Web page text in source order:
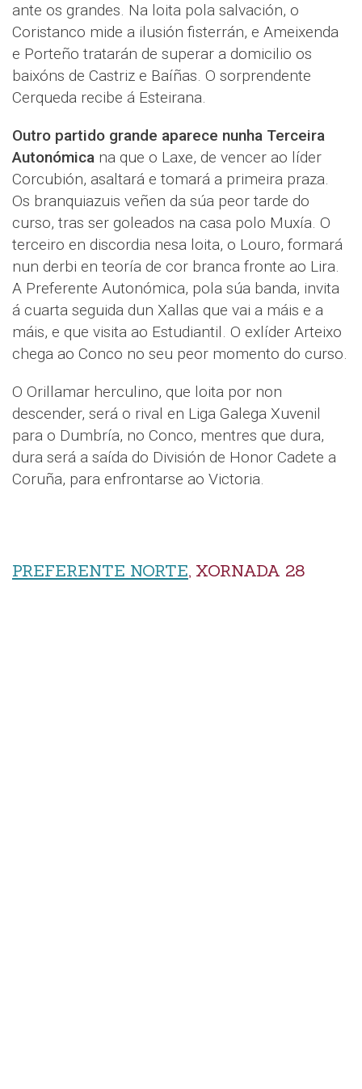
ante os grandes. Na loita pola salvación, o
Coristanco mide a ilusión fisterrán, e Ameixenda
e Porteño tratarán de superar a domicilio os
baixóns de Castriz e Baíñas. O sorprendente
Cerqueda recibe á Esteirana.
Outro partido grande aparece nunha Terceira
Autonómica na que o Laxe, de vencer ao líder
Corcubión, asaltará e tomará a primeira praza.
Os branquiazuis veñen da súa peor tarde do
curso, tras ser goleados na casa polo Muxía. O
terceiro en discordia nesa loita, o Louro, formará
nun derbi en teoría de cor branca fronte ao Lira.
A Preferente Autonómica, pola súa banda, invita
á cuarta seguida dun Xallas que vai a máis e a
máis, e que visita ao Estudiantil. O exlíder Arteixo
chega ao Conco no seu peor momento do curso.
O Orillamar herculino, que loita por non
descender, será o rival en Liga Galega Xuvenil
para o Dumbría, no Conco, mentres que dura,
dura será a saída do División de Honor Cadete a
Coruña, para enfrontarse ao Victoria.
PREFERENTE NORTE, XORNADA 28